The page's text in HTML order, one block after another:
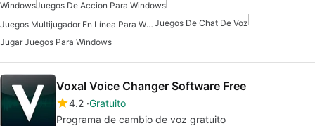
WindowsJuegos De Accion Para Windows
Juegos Multijugador En Línea Para Windows Juegos De Chat De Voz
Jugar Juegos Para Windows
Voxal Voice Changer Software Free
4.2 Gratuito
Programa de cambio de voz gratuito